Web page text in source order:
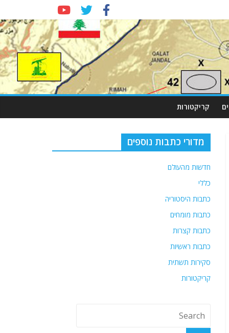
קריקטורות
מדורי כתבות נוספים
חדשות מהעולם
כללי
כתבות היסטוריה
כתבות מומחים
כתבות קצרות
כתבות ראשיות
סקירות תשתית
קריקטורות